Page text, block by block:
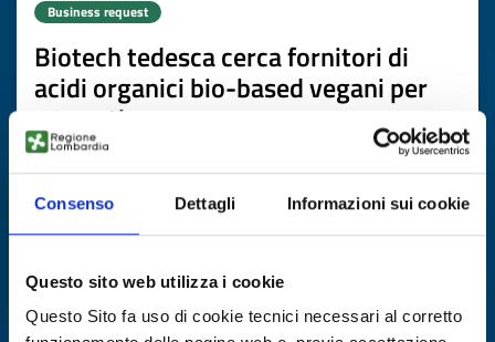
Consenso Dettagli Informazioni sui cookie
Questo sito web utilizza i cookie
Questo Sito fa uso di cookie tecnici necessari al corretto
Business request
Biotech tedesca cerca fornitori di
acidi organici bio-based vegani per
cosmetica
ID: BRDE20260508023